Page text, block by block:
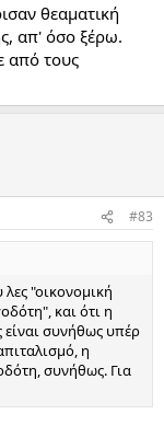
θεαματική
απ' όσο ξέρω.
από τους
#83
"οικονομική
και ότι η
συνήθως υπέρ
η
συνήθως. Για